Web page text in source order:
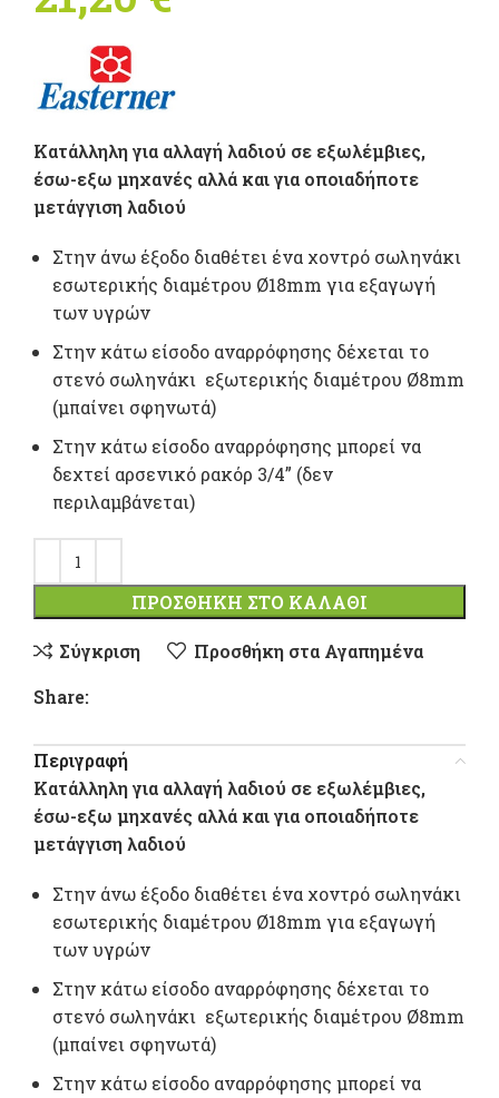
Κατάλληλη για αλλαγή λαδιού σε εξωλέμβιες,
έσω-εξω μηχανές αλλά και για οποιαδήποτε
μετάγγιση λαδιού
Στην άνω έξοδο διαθέτει ένα χοντρό σωληνάκι
εσωτερικής διαμέτρου Ø18mm για εξαγωγή
των υγρών
Στην κάτω είσοδο αναρρόφησης δέχεται το
στενό σωληνάκι εξωτερικής διαμέτρου Ø8mm
(μπαίνει σφηνωτά)
Στην κάτω είσοδο αναρρόφησης μπορεί να
δεχτεί αρσενικό ρακόρ 3/4” (δεν
περιλαμβάνεται)
ΠΡΟΣΘΉΚΗ ΣΤΟ ΚΑΛΆΘΙ
Σύγκριση
Προσθήκη στα Αγαπημένα
Share:
Περιγραφή
Κατάλληλη για αλλαγή λαδιού σε εξωλέμβιες,
έσω-εξω μηχανές αλλά και για οποιαδήποτε
μετάγγιση λαδιού
Στην άνω έξοδο διαθέτει ένα χοντρό σωληνάκι
εσωτερικής διαμέτρου Ø18mm για εξαγωγή
των υγρών
Στην κάτω είσοδο αναρρόφησης δέχεται το
στενό σωληνάκι εξωτερικής διαμέτρου Ø8mm
(μπαίνει σφηνωτά)
Στην κάτω είσοδο αναρρόφησης μπορεί να